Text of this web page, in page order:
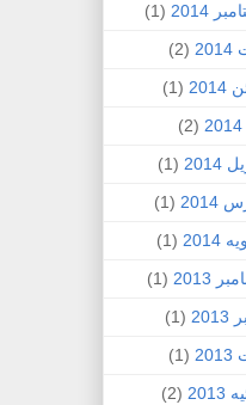
2014
(1)
(2)
(1)
(2)
(1)
(1)
2014
(1)
2013
(1)
(1)
(1)
(2)